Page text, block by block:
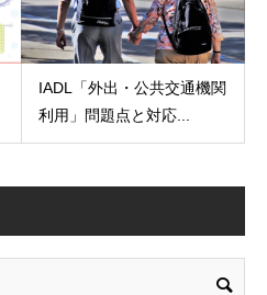
IADL「外出・公共交通機関
利用」問題点と対応...